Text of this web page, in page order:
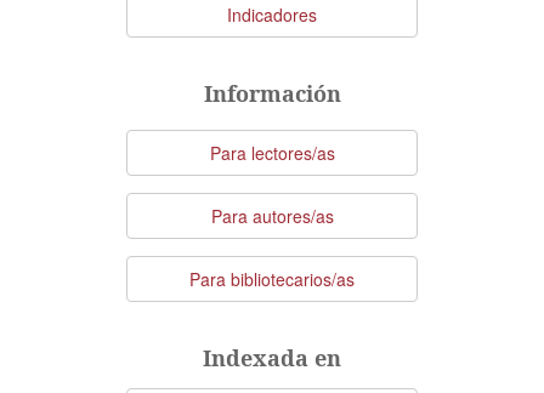
Indicadores
Información
Para lectores/as
Para autores/as
Para bibliotecarios/as
Indexada en